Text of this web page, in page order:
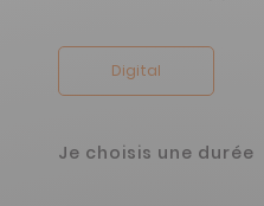
Digital
Je choisis une durée